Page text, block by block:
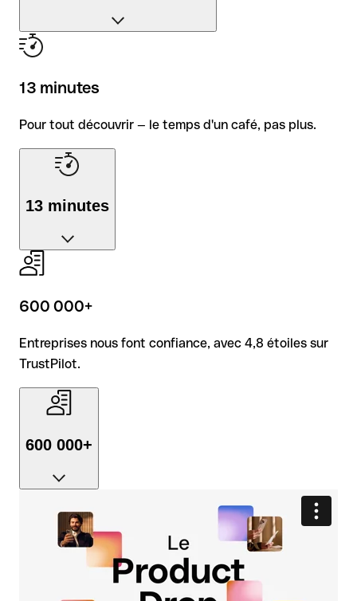
L'amélioration de votre quotidien, c'est notre priorité
13 minutes
Pour tout découvrir — le temps d'un café, pas plus.
13 minutes
Pour tout découvrir — le temps d'un café, pas plus.
600 000+
Entreprises nous font confiance, avec 4,8 étoiles sur
TrustPilot.
600 000+
Entreprises nous font confiance, avec 4,8 étoiles sur
TrustPilot.